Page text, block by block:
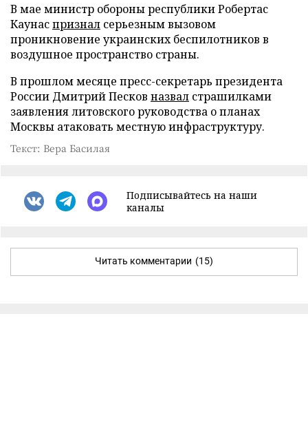
В мае министр обороны республики Робертас
Каунаспризнал серьезным вызовом
проникновение украинских беспилотников в
воздушное пространство страны.
В прошлом месяце пресс-секретарь президента
России Дмитрий Песков назвал страшилками
заявления литовского руководства о планах
Москвы атаковать местную инфраструктуру.
Текст: Вера Басилая
Подписывайтесь на наши
каналы
Читать комментарии (15)